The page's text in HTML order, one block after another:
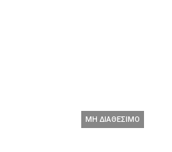
ΜΗ ΔΙΑΘΈΣΙΜΟ